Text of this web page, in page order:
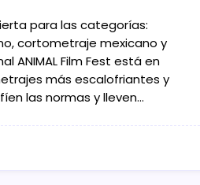
para las categorías:
cortometraje mexicano y
ANIMAL Film Fest está en
más escalofriantes y
las normas y lleven…